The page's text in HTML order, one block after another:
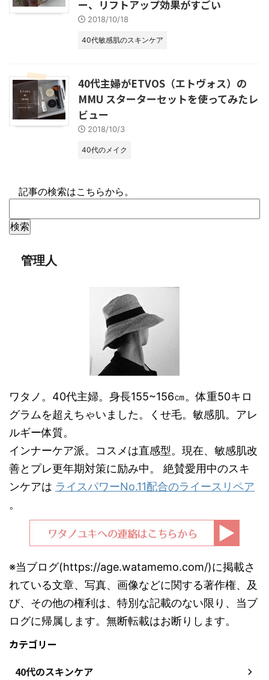
ー、リフトアップ効果がすごい
2018/10/18
40代敏感肌のスキンケア
40代主婦がETVOS（エトヴォス）の
MMU スターターセットを使ってみたレ
ビュー
2018/10/3
40代のメイク
記事の検索はこちらから。
管理人
ワタノ。40代主婦。身長155~156㎝。体重50キロ
グラムを超えちゃいました。くせ毛。敏感肌。アレ
ルギー体質。
インナーケア派。コスメは直感型。現在、敏感肌改
善とプレ更年期対策に励み中。 絶賛愛用中のスキ
ンケアは ライスパワーNo.11配合のライースリペア
。
※当ブログ(https://age.watamemo.com/)に掲載さ
れている文章、写真、画像などに関する著作権、及
び、その他の権利は、特別な記載のない限り、当ブ
ログに帰属します。無断転載はお断りします。
カテゴリー
40代のスキンケア